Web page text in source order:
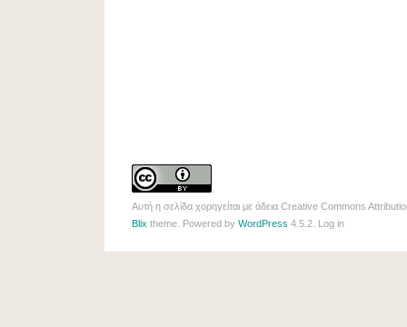
Αυτή η σελίδα χορηγείται με άδεια Creative Commons
Blix theme. Powered by WordPress 4.5.2. Log in